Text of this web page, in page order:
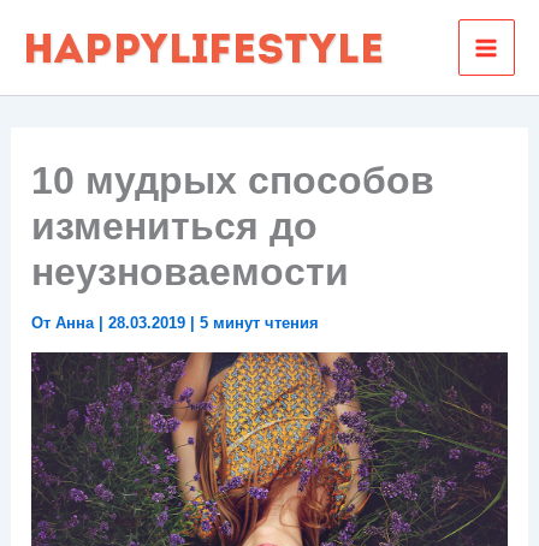
10 мудрых способов
измениться до
неузноваемости
ОтАнна |28.03.2019 |5 минут чтения